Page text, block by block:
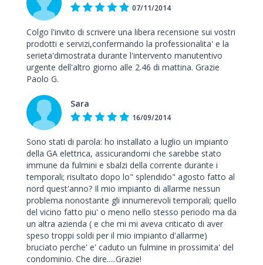
07/11/2014
Colgo l'invito di scrivere una libera recensione sui vostri
prodotti e servizi,confermando la professionalita' e la
serieta'dimostrata durante l'intervento manutentivo
urgente dell'altro giorno alle 2.46 di mattina. Grazie
Paolo G.
Sara
16/09/2014
Sono stati di parola: ho installato a luglio un impianto
della GA elettrica, assicurandomi che sarebbe stato
immune da fulmini e sbalzi della corrente durante i
temporali; risultato dopo lo" splendido" agosto fatto al
nord quest'anno? Il mio impianto di allarme nessun
problema nonostante gli innumerevoli temporali; quello
del vicino fatto piu' o meno nello stesso periodo ma da
un altra azienda ( e che mi mi aveva criticato di aver
speso troppi soldi per il mio impianto d'allarme)
bruciato perche' e' caduto un fulmine in prossimita' del
condominio. Che dire.....Grazie!